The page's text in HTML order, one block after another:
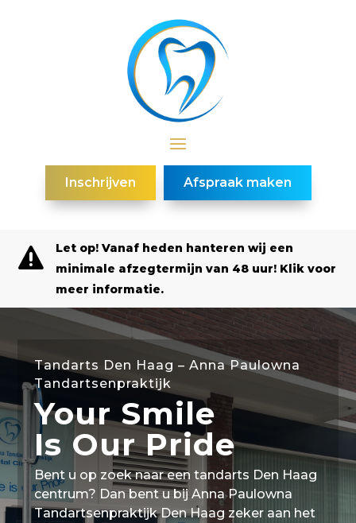
Inschrijven Afspraak maken

Let op! Vanaf heden hanteren wij een
minimale afzegtermijn van 48 uur! Klik voor
meer informatie.
Tandarts Den Haag – Anna Paulowna
Tandartsenpraktijk
Your Smile
Is Our Pride
Bent u op zoek naar een tandarts Den Haag
centrum? Dan bent u bij Anna Paulowna
Tandartsenpraktijk Den Haag zeker aan het